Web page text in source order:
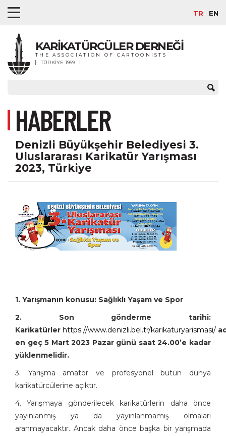
TR EN
KARİKATÜRCÜLER DERNEĞİ
THE ASSOCIATION OF CARTOONISTS
TÜRKİYE 1969
HABERLER
Denizli Büyükşehir Belediyesi 3.
Uluslararası Karikatür Yarışması
2023, Türkiye
1. Yarışmanın konusu: Sağlıklı Yaşam ve Spor
2. Son gönderme tarihi:
Karikatürler https://www.denizli.bel.tr/karikaturyarismasi/
en geç 5 Mart 2023 Pazar günü saat 24.00’e kadar
yüklenmelidir.
3. Yarışma amatör ve profesyonel bütün dünya
karikatürcülerine açıktır.
4. Yarışmaya gönderilecek karikatürlerin daha önce
yayınlanmış ya da yayınlanmamış olmaları
aranmayacaktır. Ancak daha önce başka bir yarışmada